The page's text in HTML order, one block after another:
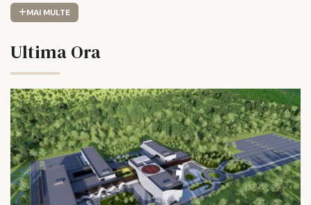
MAI MULTE
Ultima Ora